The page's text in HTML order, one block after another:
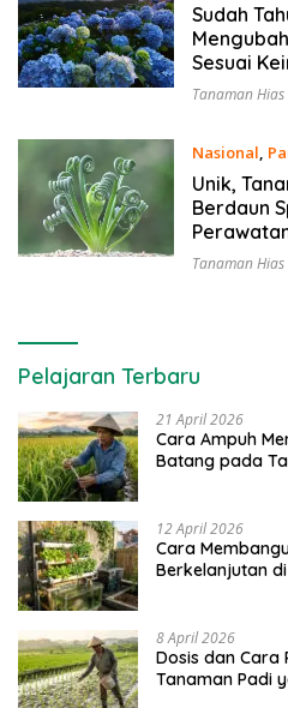
Sudah
Sesuai
Tanaman Hias
Nasional,
Agustus 2024
Unik,
Berdaun
Tanaman Hias
Pelajaran Terbaru
21 April 2026
Cara Ampuh
Batang pada
12 April 2026
Cara
Berkelanjutan
8 April 2026
Dosis dan Cara
Tanaman Padi